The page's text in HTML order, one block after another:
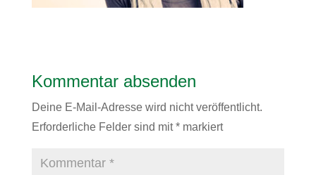
Kommentar absenden
Deine E-Mail-Adresse wird nicht veröffentlicht.
Erforderliche Felder sind mit*markiert